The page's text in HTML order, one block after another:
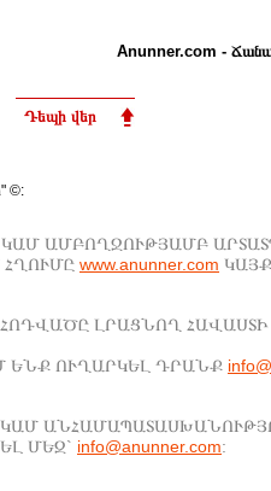
Anunner.com -
Դեպի վեր
©:
ԱՄԲՈՂՋՈՒԹՅԱՄԲ
www.anunner.com
ԼՐԱՑՆՈՂ ՀԱՎԱՍՏԻ
ԵՆՔ ՈՒՂԱՐԿԵԼ ԴՐԱՆՔ
ՄԵԶ` info@anunner.com: